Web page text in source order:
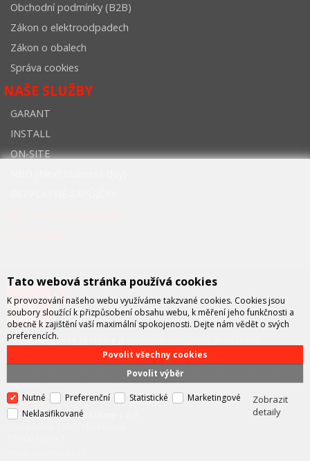
Obchodní podmínky (B2B)
Zákon o elektroodpadech
Zákon o obalech
Správa cookies
NAŠE SLUŽBY
GARANT
INSTALL
ON-SITE
FCC průmyslové systémy
zastupující významné výrobce v oblasti průmyslové automatizace a
telekomunikační techniky. Společnost je též významným vývojářem a
integrátorem se specializací na systémy strojového vidění a pokročilé
robotiky.
KONTAKT
FCC průmyslové systémy s.r.o.
Tato webová stránka používá cookies
K provozování našeho webu využíváme takzvané cookies. Cookies jsou
soubory sloužící k přizpůsobení obsahu webu, k měření jeho funkčnosti a
obecně k zajištění vaší maximální spokojenosti. Dejte nám vědět o svých
preferencích.
Povolit výběr
Povolit všechny cookies
Nutné Preferenční Statistické
Marketingové
Neklasifikované
Zobrazit
detaily